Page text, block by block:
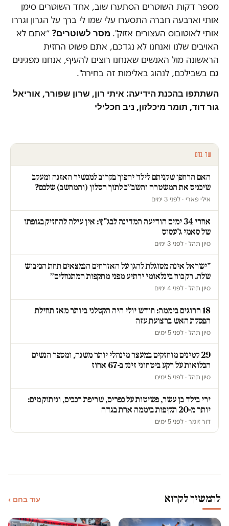
מספר דקות השוטרים הסתערו שוב, אחד השוטרים סימן
אותי וארבעה חברה התסערו עלי שמו לי ברך על הגרון וגררו
אותי לאוטובוס העצורים אזוק". מסר לשוטרים? ״אתם לא
האויבים שלנו ואנחנו לא נגדכם, אתם פשוט החזית
הראשונה מול האנשים שאנחנו רוצים להעיף, אנחנו מפגינים
גם בשבילכם, לנהוג באלימות זה בחירה".
השתתפו בהכנת הידיעה: איתי רון, שרון שפורר, אוריאל
גור דוד, תומר מיכלזון, ניב חכלילי
עוד בחם
האם הרחפן שקניתם לילד יהפוך בקרוב למכשיר האזנה ומעקב
שיכניס את המשטרה והשב״כ לתוך הסלון (והמחשב) שלכם?
אילי פארי · לפני 3 ימים
אחרי 34 ימים הודיעה המדינה לבג"ץ: אין עילה להחזיק בגופתו
של סאמי ג'עסוס
סיון תהל · לפני 3 ימים
"ישראל אינה מסוגלת להגן על האזרחים הנמצאים תחת הכיבוש
שלה. רק כוח בינלאומי ירתיע מפני מתקפות המתנחלים״
סיון תהל · לפני 4 ימים
18 הרוגים ביממה: חודש יולי היה הקטלני ביותר מאז תחילת
הפסקת האש ברצועת עזה
סיון תהל · לפני 5 ימים
29 קטינים מוחזקים במעצר מינהלי יותר משנה, ומספר הנשים
הכלואות על רקע ביטחוני זינק ב-67 אחוז
סיון תהל · לפני 5 ימים
ירי בילד בן עשר, פשיטות על כפרים, שריפת רכבים, וניתוק מים:
יותר מ-20 תקיפות ביממה אחת בגדה
דור זומר · לפני 5 ימים
להמשיך לקרוא עוד בחם ›